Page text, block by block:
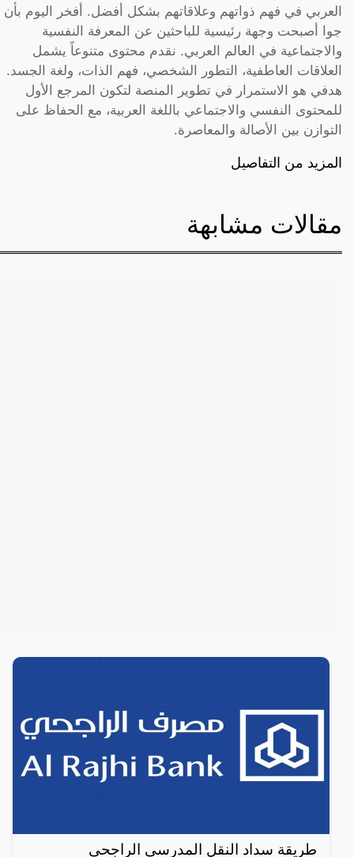
العربي في فهم ذواتهم وعلاقاتهم بشكل أفضل. أفخر اليوم بأن
جوا أصبحت وجهة رئيسية للباحثين عن المعرفة النفسية
والاجتماعية في العالم العربي. نقدم محتوى متنوعاً يشمل
العلاقات العاطفية، التطور الشخصي، فهم الذات، ولغة الجسد.
هدفي هو الاستمرار في تطوير المنصة لتكون المرجع الأول
للمحتوى النفسي والاجتماعي باللغة العربية، مع الحفاظ على
التوازن بين الأصالة والمعاصرة.
المزيد من التفاصيل
مقالات مشابهة
طريقة سداد النقل المدرسي الراجحي